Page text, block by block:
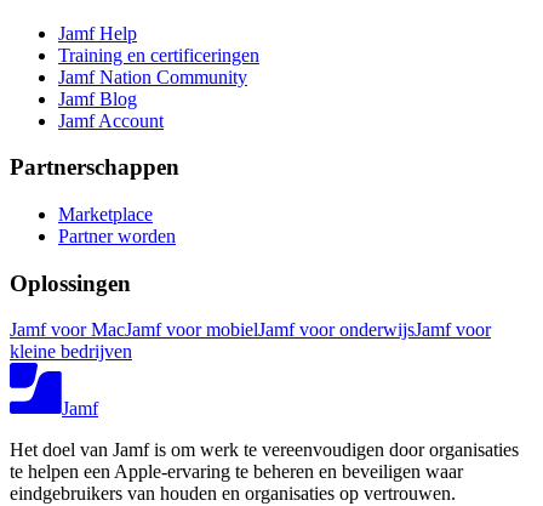
Jamf Help
Training en certificeringen
Jamf Nation Community
Jamf Blog
Jamf Account
Partnerschappen
Marketplace
Partner worden
Oplossingen
Jamf voor MacJamf voor mobielJamf voor onderwijsJamf voor
kleine bedrijven
Jamf
Het doel van Jamf is om werk te vereenvoudigen door organisaties
te helpen een Apple-ervaring te beheren en beveiligen waar
eindgebruikers van houden en organisaties op vertrouwen.